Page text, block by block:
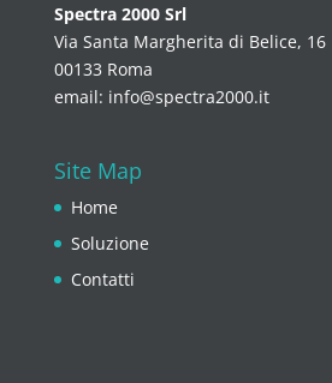
Spectra 2000 Srl
Via Santa Margherita di Belice, 16
00133 Roma
email: info@spectra2000.it
Site Map
Home
Soluzione
Contatti